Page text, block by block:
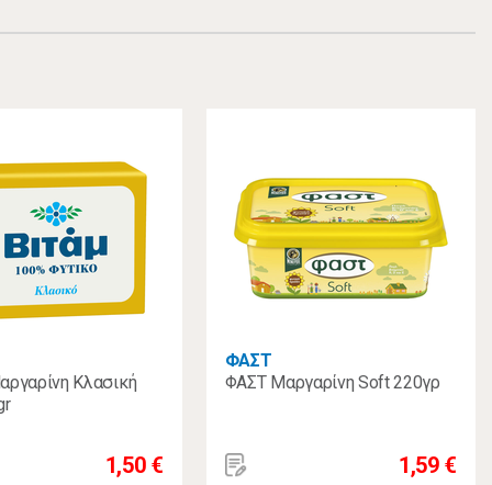
Κλασική
1,50 €
ΦΑΣΤ
ΦΑΣΤ Μαργαρίνη Soft 220γρ
1,59 €